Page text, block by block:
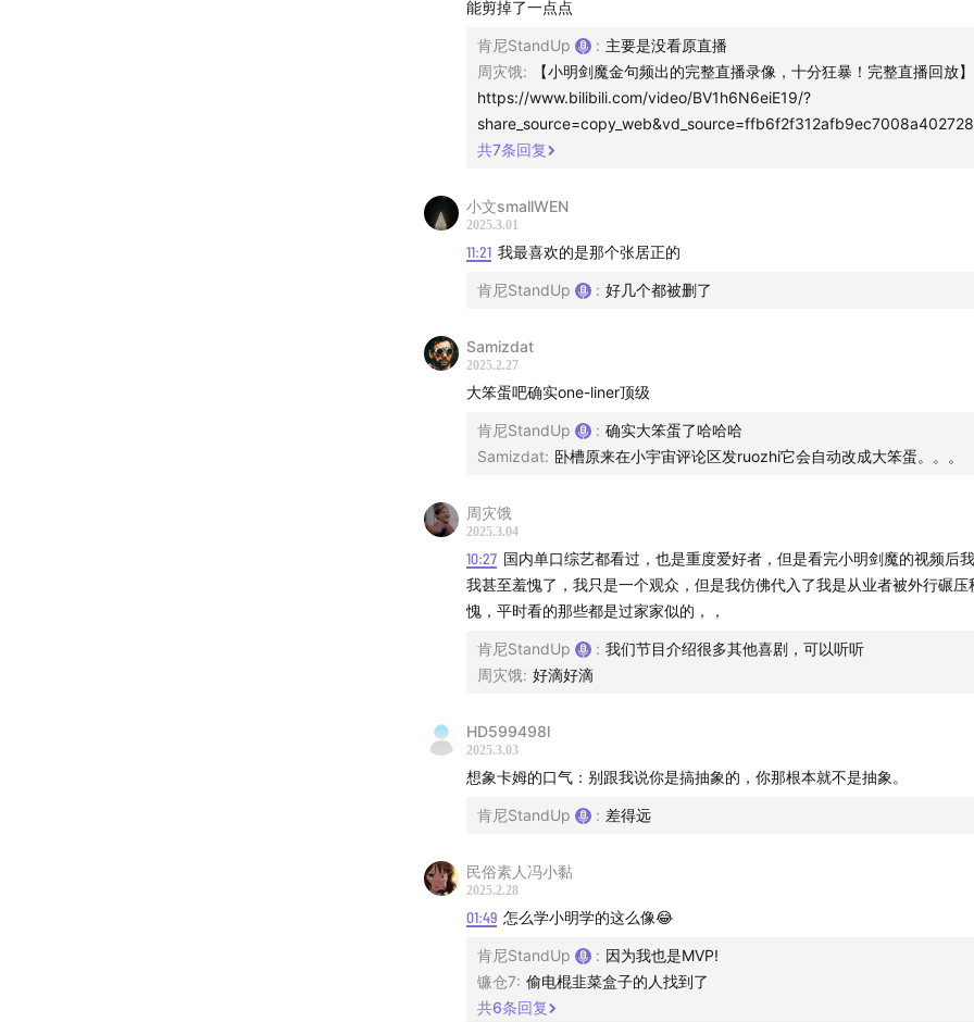
能剪掉了一点点
肯尼StandUp : 主要是没看原直播
周灾饿:
【小明剑魔金句频出的完整直播录像，十分狂暴！完整直播回放】
https://www.bilibili.com/video/BV1h6N6eiE19/?
共7条回复
小文smallWEN
2025.3.01
11:21 我最喜欢的是那个张居正的
肯尼StandUp : 好几个都被删了
Samizdat
2025.2.27
大笨蛋吧确实one-liner顶级
肯尼StandUp : 确实大笨蛋了哈哈哈
Samizdat: 卧槽原来在小宇宙评论区发ruozhi它会自动改成大笨蛋。。。
周灾饿
2025.3.04
10:27 国内单口综艺都看过，也是重度爱好者，但是看完小明剑魔的视频后我
我甚至羞愧了，我只是一个观众，但是我仿佛代入了我是从业者被外行碾压
愧，平时看的那些都是过家家似的，，
肯尼StandUp : 我们节目介绍很多其他喜剧，可以听听
周灾饿: 好滴好滴
HD599498l
2025.3.03
想象卡姆的口气：别跟我说你是搞抽象的，你那根本就不是抽象。
肯尼StandUp : 差得远
民俗素人冯小黏
2025.2.28
01:49 怎么学小明学的这么像😂
肯尼StandUp : 因为我也是MVP!
镰仓7: 偷电棍韭菜盒子的人找到了
共6条回复